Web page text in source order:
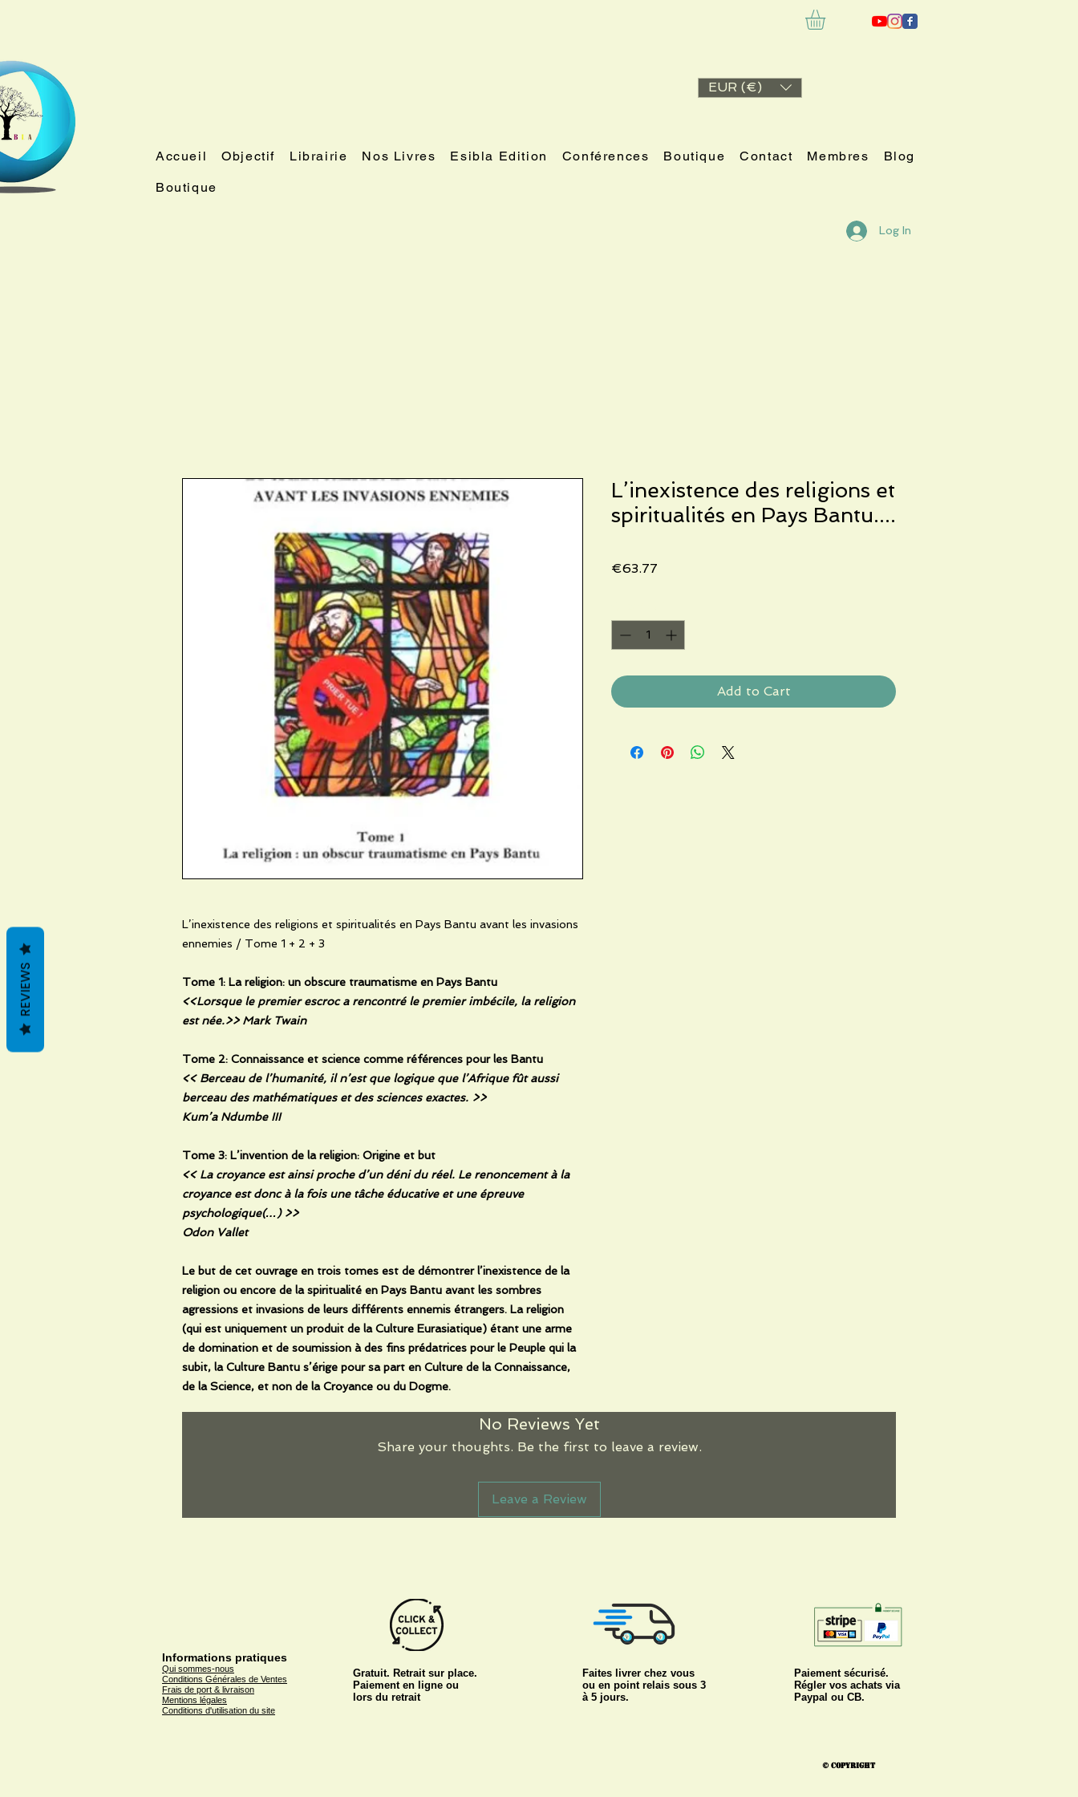
EUR (€)
Accueil Objectif Librairie Nos Livres Esibla Edition Conférences Boutique Contact Membres Blog
Boutique
Log In
L’inexistence des religions et spiritualités en Pays Bantu avant les invasions
ennemies / Tome 1 + 2 + 3
Tome 1: La religion: un obscure traumatisme en Pays Bantu
<<Lorsque le premier escroc a rencontré le premier imbécile, la religion
est née.>> Mark Twain
Tome 2: Connaissance et science comme références pour les Bantu
<< Berceau de l’humanité, il n’est que logique que l’Afrique fût aussi
berceau des mathématiques et des sciences exactes. >>
Kum’a Ndumbe III
Tome 3: L’invention de la religion: Origine et but
<< La croyance est ainsi proche d’un déni du réel. Le renoncement à la
croyance est donc à la fois une tâche éducative et une épreuve
psychologique(…) >>
Odon Vallet
Le but de cet ouvrage en trois tomes est de démontrer l’inexistence de la
religion ou encore de la spiritualité en Pays Bantu avant les sombres
agressions et invasions de leurs différents ennemis étrangers. La religion
(qui est uniquement un produit de la Culture Eurasiatique) étant une arme
de domination et de soumission à des fins prédatrices pour le Peuple qui la
subit, la Culture Bantu s’érige pour sa part en Culture de la Connaissance,
de la Science, et non de la Croyance ou du Dogme.
L’inexistence des religions et
spiritualités en Pays Bantu....
€63.77
Add to Cart
No Reviews Yet
Share your thoughts. Be the first to leave a review.
Leave a Review
Informations pratiques
Qui sommes-nous
Conditions Générales de Ventes
Frais de port & livraison
Mentions légales
Conditions d'utilisation du site
Gratuit. Retrait sur place.
Paiement en ligne ou
lors du retrait
Faites livrer chez vous
ou en point relais sous 3
à 5 jours.
Paiement sécurisé.
Régler vos achats via
Paypal ou CB.
© Copyright
REVIEWS